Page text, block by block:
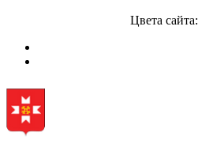
Цвета сайта: